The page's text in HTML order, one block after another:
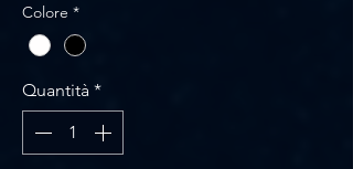
Colore *
Quantità *